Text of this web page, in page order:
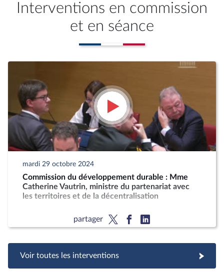
Interventions en commission
et en séance
mardi 29 octobre 2024
Commission du développement durable : Mme
Catherine Vautrin, ministre du partenariat avec
les territoires et de la décentralisation
partager
Voir toutes les interventions